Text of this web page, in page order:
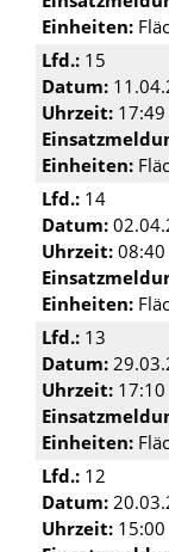
Einheiten:
Lfd.: 15
Datum:
Uhrzeit: 17:49
Einheiten:
Lfd.: 14
Datum:
Uhrzeit: 08:40
Einheiten:
Lfd.: 13
Datum:
Uhrzeit: 17:10
Einheiten:
Lfd.: 12
Datum:
Uhrzeit: 15:00